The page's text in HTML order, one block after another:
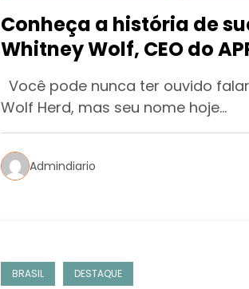
Conheça a história de
Whitney Wolf, CEO do
Você pode nunca ter ouvido
Wolf Herd, mas seu nome hoje…
Admindiario
BRASIL DESTAQUE